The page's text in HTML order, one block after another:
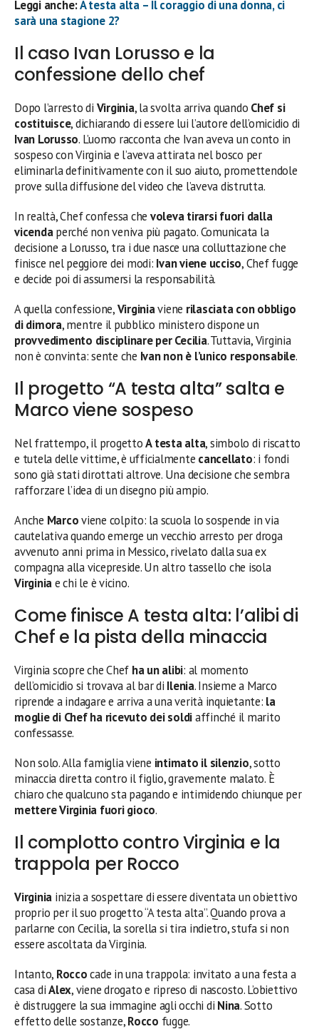
Leggi anche:A testa alta – Il coraggio di una donna, ci
sarà una stagione 2?
Il caso Ivan Lorusso e la
confessione dello chef
Dopo l’arresto di Virginia, la svolta arriva quando Chef si
costituisce, dichiarando di essere lui l’autore dell’omicidio di
Ivan Lorusso. L’uomo racconta che Ivan aveva un conto in
sospeso con Virginia e l’aveva attirata nel bosco per
eliminarla definitivamente con il suo aiuto, promettendole
prove sulla diffusione del video che l’aveva distrutta.
In realtà, Chef confessa che voleva tirarsi fuori dalla
vicendaperché non veniva più pagato. Comunicata la
decisione a Lorusso, tra i due nasce una colluttazione che
finisce nel peggiore dei modi: Ivan viene ucciso, Chef fugge
e decide poi di assumersi la responsabilità.
A quella confessione,Virginiaviene rilasciata con obbligo
di dimora, mentre il pubblico ministero dispone un
provvedimento disciplinare per Cecilia. Tuttavia, Virginia
non è convinta: sente che Ivan non è l’unico responsabile.
Il progetto “A testa alta” salta e
Marco viene sospeso
Nel frattempo, il progettoA testa alta, simbolo di riscatto
e tutela delle vittime, è ufficialmente cancellato: i fondi
sono già stati dirottati altrove. Una decisione che sembra
rafforzare l’idea di un disegno più ampio.
Anche Marcoviene colpito: la scuola lo sospende in via
cautelativa quando emerge un vecchio arresto per droga
avvenuto anni prima in Messico, rivelato dalla sua ex
compagna alla vicepreside. Un altro tassello che isola
Virginiae chi le è vicino.
Come finisce A testa alta: l’alibi di
Chef e la pista della minaccia
Virginia scopre che Chef ha un alibi: al momento
dell’omicidio si trovava al bar di Ilenia. Insieme a Marco
riprende a indagare e arriva a una verità inquietante: la
moglie di Chef ha ricevuto dei soldiaffinché il marito
confessasse.
Non solo. Alla famiglia viene intimato il silenzio, sotto
minaccia diretta contro il figlio, gravemente malato. È
chiaro che qualcuno sta pagando e intimidendo chiunque per
mettere Virginia fuori gioco.
Il complotto contro Virginia e la
trappola per Rocco
Virginia inizia a sospettare di essere diventata un obiettivo
proprio per il suo progetto “A testa alta”. Quando prova a
parlarne con Cecilia, la sorella si tira indietro, stufa si non
essere ascoltata da Virginia.
Intanto, Roccocade in una trappola: invitato a una festa a
casa diAlex, viene drogato e ripreso di nascosto. L’obiettivo
è distruggere la sua immagine agli occhi di Nina. Sotto
effetto delle sostanze,Rocco fugge.